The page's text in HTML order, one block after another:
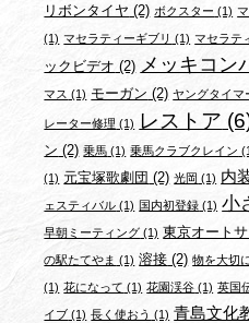
リボンタイヤ (2) ボクスター (1)
(1) マセラティーギブリ (1) マセラテ
ックビデオ (2) メッキコン
マス (1) モーガン (2) ヤングタイマ
レーター修理 (1) レストア
ン (2) 乗馬 (1) 乗馬クラブクレイン
(1) 元宝塚歌劇団 (2) 光岡 (1) 内
ェスティバル (1) 国内初登録 (1) 小
早朝ミーティング (1) 東京オート
の駅たてやま (1) 溶接 (2) 物を大切
(1) 花になって (1) 花園渓谷 (1) 英国
イブ (1) 長く使おう (1) 青島文化